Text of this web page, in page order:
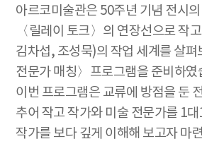
아르코미술관은 50주년 기념 전시
〈릴레이 토크〉의 연장선으로 작
김차섭, 조성묵)의 작업 세계를 살
전문가 매칭〉프로그램을 준비하였
이번 프로그램은 교류에 방점을 둔
추어 작고 작가와 미술 전문가를 1대
작가를 보다 깊게 이해해 보고자 마